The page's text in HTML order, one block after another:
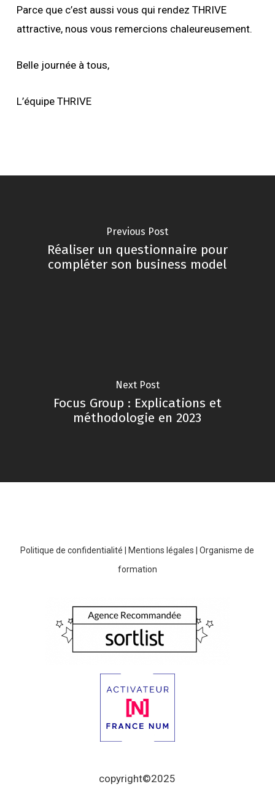
Parce que c’est aussi vous qui rendez THRIVE
attractive, nous vous remercions chaleureusement.
Belle journée à tous,
L’équipe THRIVE
Previous Post
Réaliser un questionnaire pour
compléter son business model
Next Post
Focus Group : Explications et
méthodologie en 2023
Politique de confidentialité Mentions légales |Organisme de
formation
copyright©2025